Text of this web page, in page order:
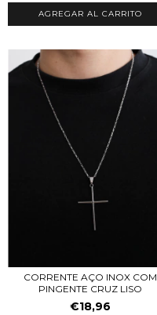
CORRENTE AÇO INOX COM
PINGENTE CRUZ LISO
€18,96